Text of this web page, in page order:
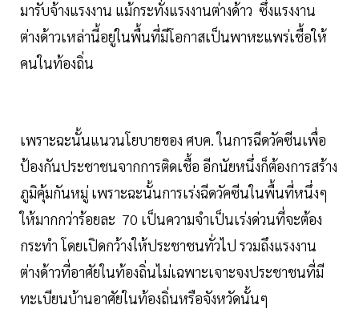
มารับจ้างแรงงาน แม้กระทั่งแรงงานต่างด้าว ซึ่งแรงงาน
ต่างด้าวเหล่านี้อยู่ในพื้นที่มีโอกาสเป็นพาหะแพร่เชื้อให้
คนในท้องถิ่น
เพราะฉะนั้นแนวนโยบายของ ศบค. ในการฉีดวัคซีนเพื่อ
ป้องกันประชาชนจากการติดเชื้อ อีกนัยหนึ่งก็ต้องการสร้าง
ภูมิคุ้มกันหมู่ เพราะฉะนั้นการเร่งฉีดวัคซีนในพื้นที่หนึ่งๆ
ให้มากกว่าร้อยละ 70 เป็นความจำเป็นเร่งด่วนที่จะต้อง
กระทำ โดยเปิดกว้างให้ประชาชนทั่วไป รวมถึงแรงงาน
ต่างด้าวที่อาศัยในท้องถิ่นไม่เฉพาะเจาะจงประชาชนที่มี
ทะเบียนบ้านอาศัยในท้องถิ่นหรือจังหวัดนั้นๆ